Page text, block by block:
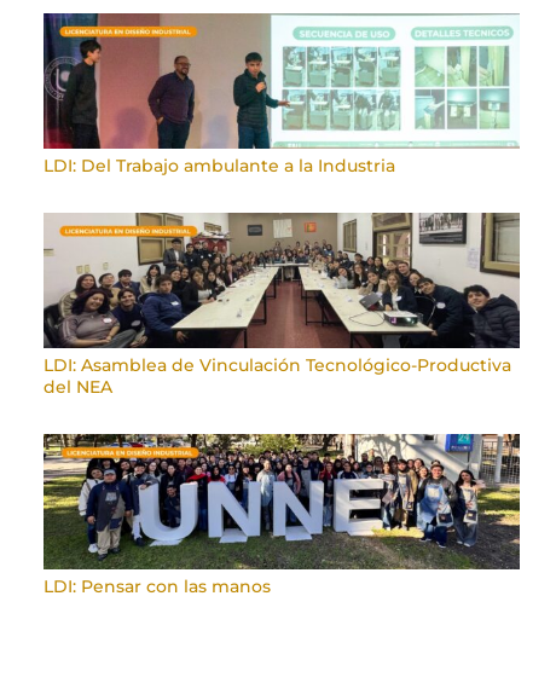
LDI: Del Trabajo ambulante a la Industria
LDI: Asamblea de Vinculación Tecnológico-Productiva
del NEA
LDI: Pensar con las manos